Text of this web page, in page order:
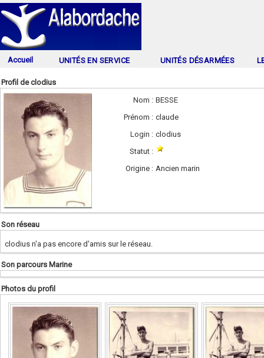
Accueil UNITÉS EN SERVICE UNITÉS DÉSARMÉES
Profil de clodius
Nom : BESSE
Prénom : claude
Login : clodius
Statut :
Origine : Ancien marin
Son réseau
clodius n'a pas encore d'amis sur le réseau.
Son parcours Marine
Photos du profil